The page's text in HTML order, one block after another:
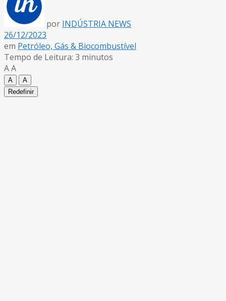
por INDÚSTRIA NEWS
26/12/2023
em Petróleo, Gás & Biocombustível
Tempo de Leitura: 3 minutos
AA
A
A
Redefinir